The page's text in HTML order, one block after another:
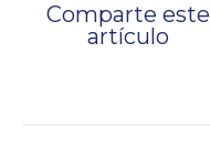
Comparte este
artículo